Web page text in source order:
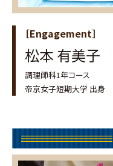
［Engagement］
松本 有美子
調理師科1年コース
帝京女子短期大学 出身